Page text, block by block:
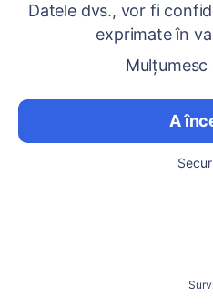
Datele dvs., vor fi
exprimate în
A